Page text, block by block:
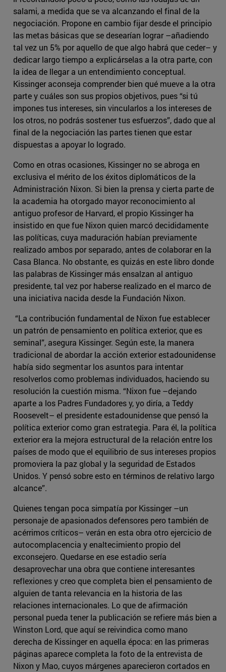
salami, a medida que se va alcanzando el final de la
negociación. Propone en cambio fijar desde el principio
las metas básicas que se desearían lograr –añadiendo
tal vez un 5% por aquello de que algo habrá que ceder– y
dedicar largo tiempo a explicárselas a la otra parte, con
la idea de llegar a un entendimiento conceptual.
Kissinger aconseja comprender bien qué mueve a la otra
parte y cuáles son sus propios objetivos, pues “si tú
impones tus intereses, sin vincularlos a los intereses de
los otros, no podrás sostener tus esfuerzos”, dado que al
final de la negociación las partes tienen que estar
dispuestas a apoyar lo logrado.
Como en otras ocasiones, Kissinger no se abroga en
exclusiva el mérito de los éxitos diplomáticos de la
Administración Nixon. Si bien la prensa y cierta parte de
la academia ha otorgado mayor reconocimiento al
antiguo profesor de Harvard, el propio Kissinger ha
insistido en que fue Nixon quien marcó decididamente
las políticas, cuya maduración habían previamente
realizado ambos por separado, antes de colaborar en la
Casa Blanca. No obstante, es quizás en este libro donde
las palabras de Kissinger más ensalzan al antiguo
presidente, tal vez por haberse realizado en el marco de
una iniciativa nacida desde la Fundación Nixon.
“La contribución fundamental de Nixon fue establecer
un patrón de pensamiento en política exterior, que es
seminal”, asegura Kissinger. Según este, la manera
tradicional de abordar la acción exterior estadounidense
había sido segmentar los asuntos para intentar
resolverlos como problemas individuados, haciendo su
resolución la cuestión misma. “Nixon fue –dejando
aparte a los Padres Fundadores y, yo diría, a Teddy
Roosevelt– el presidente estadounidense que pensó la
política exterior como gran estrategia. Para él, la política
exterior era la mejora estructural de la relación entre los
países de modo que el equilibrio de sus intereses propios
promoviera la paz global y la seguridad de Estados
Unidos. Y pensó sobre esto en términos de relativo largo
alcance”.
Quienes tengan poca simpatía por Kissinger –un
personaje de apasionados defensores pero también de
acérrimos críticos– verán en esta obra otro ejercicio de
autocomplacencia y enaltecimiento propio del
exconsejero. Quedarse en ese estadio sería
desaprovechar una obra que contiene interesantes
reflexiones y creo que completa bien el pensamiento de
alguien de tanta relevancia en la historia de las
relaciones internacionales. Lo que de afirmación
personal pueda tener la publicación se refiere más bien a
Winston Lord, que aquí se reivindica como mano
derecha de Kissinger en aquella época: en las primeras
páginas aparece completa la foto de la entrevista de
Nixon y Mao, cuyos márgenes aparecieron cortados en